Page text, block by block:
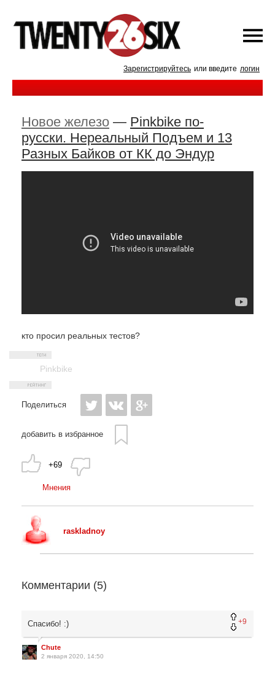
Зарегистрируйтесь или введите логин
Новое железо — Pinkbike по-
русски. Нереальный Подъем и 13
Разных Байков от КК до Эндур
кто просил реальных тестов?
Pinkbike
Поделиться
добавить в избранное
+69
Мнения
raskladnoy
Комментарии (5)
+9
Спасибо! :)
Chute
2 января 2020, 14:50